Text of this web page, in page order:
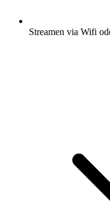
Streamen via Wifi